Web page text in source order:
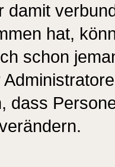
damit
hat,
schon
dass